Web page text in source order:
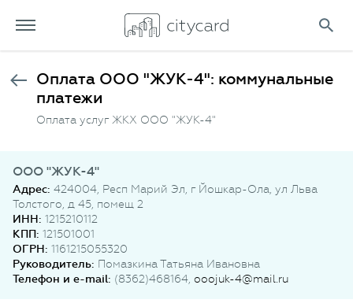
Оплата ООО "ЖУК-4": коммунальные
платежи
Оплата услуг ЖКХ ООО "ЖУК-4"
ООО "ЖУК-4"
Адрес: 424004, Респ Марий Эл, г Йошкар-Ола, ул Льва
Толстого, д 45, помещ 2
ИНН: 1215210112
КПП: 121501001
ОГРН: 1161215055320
Руководитель: Помазкина Татьяна Ивановна
Телефон и e-mail: (8362)468164, ooojuk-4@mail.ru